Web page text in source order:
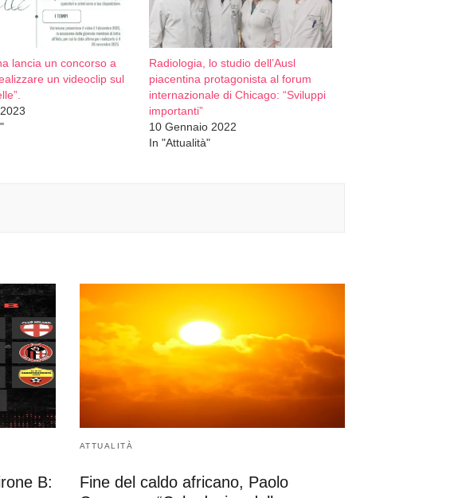
lancia un concorso a
un videoclip sul
Radiologia, lo studio dell’Ausl
piacentina protagonista al forum
internazionale di Chicago: “Sviluppi
importanti”
10 Gennaio 2022
In "Attualità"
B:
ATTUALITÀ
Fine del caldo africano, Paolo